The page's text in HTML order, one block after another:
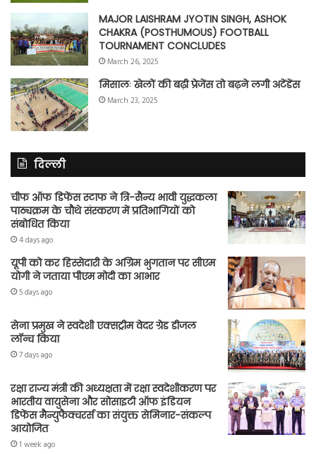
MAJOR LAISHRAM JYOTIN SINGH, ASHOK
CHAKRA (POSTHUMOUS) FOOTBALL
TOURNAMENT CONCLUDES
March 26, 2025
मिसालः खेलों की बढ़ी प्रेजेंस तो बढ़ने लगी अटेंडेंस
March 23, 2025
दिल्ली
चीफ ऑफ डिफेंस स्टाफ ने त्रि-सैन्य भावी युद्धकला
पाठ्यक्रम के चौथे संस्करण में प्रतिभागियों को
संबोधित किया
4 days ago
यूपी को कर हिस्सेदारी के अग्रिम भुगतान पर सीएम
योगी ने जताया पीएम मोदी का आभार
5 days ago
सेना प्रमुख ने स्वदेशी एक्सट्रीम वेदर ग्रेड डीजल
लॉन्च किया
7 days ago
रक्षा राज्य मंत्री की अध्यक्षता में रक्षा स्वदेशीकरण पर
भारतीय वायुसेना और सोसाइटी ऑफ इंडियन
डिफेंस मैन्युफैक्चरर्स का संयुक्त सेमिनार-संकल्प
आयोजित
1 week ago